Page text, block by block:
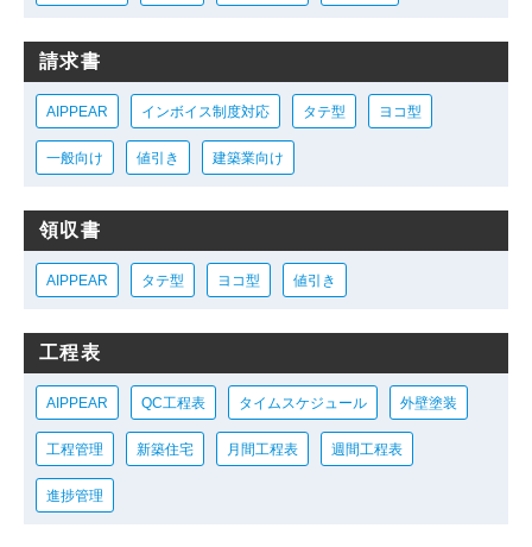
請求書
AIPPEAR インボイス制度対応 タテ型 ヨコ型
一般向け 値引き 建築業向け
領収書
AIPPEAR タテ型 ヨコ型 値引き
工程表
AIPPEAR QC工程表 タイムスケジュール 外壁塗装
工程管理 新築住宅 月間工程表 週間工程表
進捗管理